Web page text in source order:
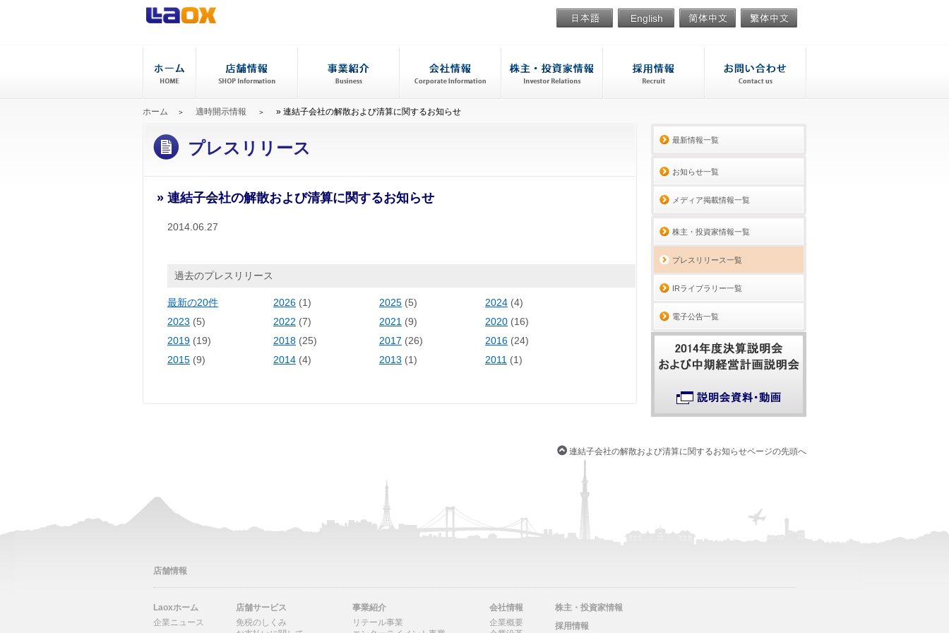
ホーム 適時開示情報 » 連結子会社の解散および清算に関するお知らせ
プレスリリース
» 連結子会社の解散および清算に関するお知らせ
2014.06.27
過去のプレスリリース
最新の20件 2026 (1) 2025 (5) 2024 (4)
2023 (5) 2022 (7) 2021 (9) 2020 (16)
2019 (19) 2018 (25) 2017 (26) 2016 (24)
2015 (9) 2014 (4) 2013 (1) 2011 (1)
最新情報一覧
お知らせ一覧
メディア掲載情報一覧
株主・投資家情報一覧
プレスリリース一覧
IRライブラリー一覧
電子公告一覧
連結子会社の解散および清算に関するお知らせページの先頭へ
店舗情報
Laoxホーム
企業ニュース
店舗サービス
免税のしくみ
事業紹介
リテール事業
会社情報
企業概要
株主・投資家情報
採用情報